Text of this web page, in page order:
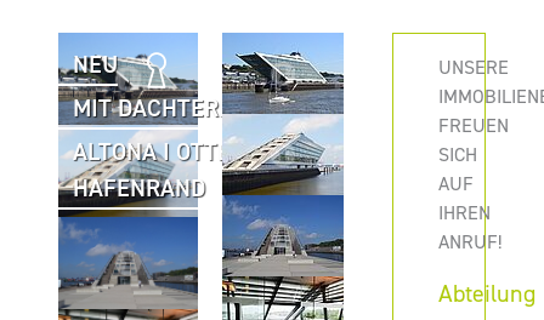
NEU
MIT DACHTERRASSE
ALTONA I OTTENSEN I
HAFENRAND
UNSERE
FREUEN
SICH
AUF
IHREN
ANRUF!
Abteilung